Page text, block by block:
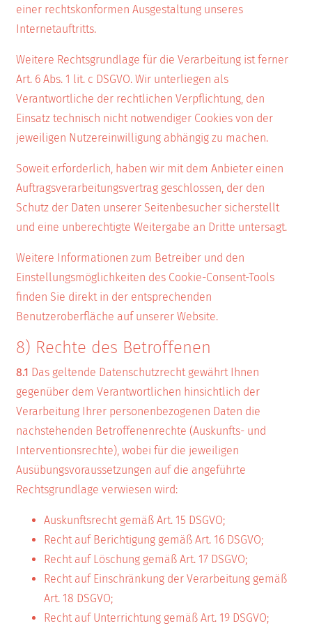
einer rechtskonformen Ausgestaltung unseres
Internetauftritts.
Weitere Rechtsgrundlage für die Verarbeitung ist ferner
Art. 6 Abs. 1 lit. c DSGVO. Wir unterliegen als
Verantwortliche der rechtlichen Verpflichtung, den
Einsatz technisch nicht notwendiger Cookies von der
jeweiligen Nutzereinwilligung abhängig zu machen.
Soweit erforderlich, haben wir mit dem Anbieter einen
Auftragsverarbeitungsvertrag geschlossen, der den
Schutz der Daten unserer Seitenbesucher sicherstellt
und eine unberechtigte Weitergabe an Dritte untersagt.
Weitere Informationen zum Betreiber und den
Einstellungsmöglichkeiten des Cookie-Consent-Tools
finden Sie direkt in der entsprechenden
Benutzeroberfläche auf unserer Website.
8) Rechte des Betroffenen
8.1 Das geltende Datenschutzrecht gewährt Ihnen
gegenüber dem Verantwortlichen hinsichtlich der
Verarbeitung Ihrer personenbezogenen Daten die
nachstehenden Betroffenenrechte (Auskunfts- und
Interventionsrechte), wobei für die jeweiligen
Ausübungsvoraussetzungen auf die angeführte
Rechtsgrundlage verwiesen wird:
Auskunftsrecht gemäß Art. 15 DSGVO;
Recht auf Berichtigung gemäß Art. 16 DSGVO;
Recht auf Löschung gemäß Art. 17 DSGVO;
Recht auf Einschränkung der Verarbeitung gemäß
Art. 18 DSGVO;
Recht auf Unterrichtung gemäß Art. 19 DSGVO;